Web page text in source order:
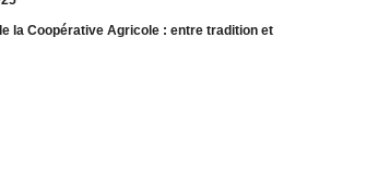
la Coopérative Agricole : entre tradition et